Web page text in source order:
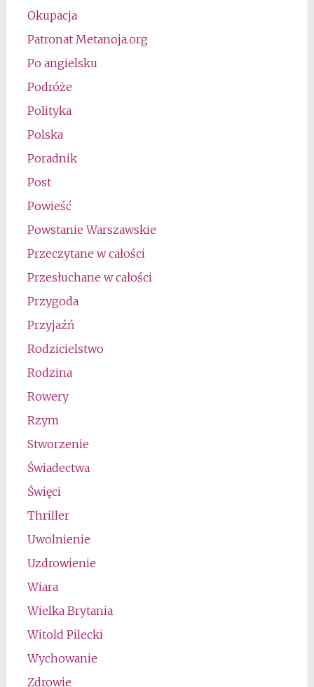
Okupacja
Patronat Metanoja.org
Po angielsku
Podróże
Polityka
Polska
Poradnik
Post
Powieść
Powstanie Warszawskie
Przeczytane w całości
Przesłuchane w całości
Przygoda
Przyjaźń
Rodzicielstwo
Rodzina
Rowery
Rzym
Stworzenie
Świadectwa
Święci
Thriller
Uwolnienie
Uzdrowienie
Wiara
Wielka Brytania
Witold Pilecki
Wychowanie
Zdrowie